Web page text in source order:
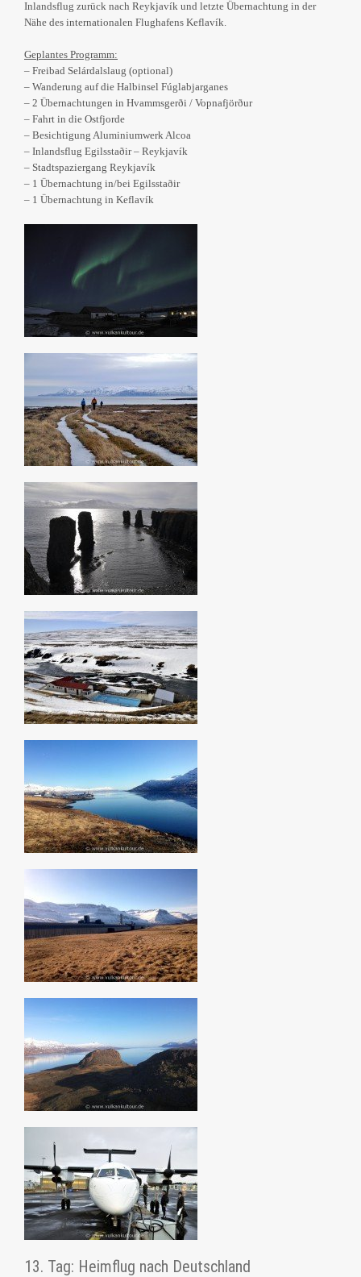
Inlandsflug zurück nach Reykjavík und letzte Übernachtung in der
Nähe des internationalen Flughafens Keflavík.
Geplantes Programm:
– Freibad Selárdalslaug (optional)
– Wanderung auf die Halbinsel Fúglabjarganes
– 2 Übernachtungen in Hvammsgerði / Vopnafjörður
– Fahrt in die Ostfjorde
– Besichtigung Aluminiumwerk Alcoa
– Inlandsflug Egilsstaðir – Reykjavík
– Stadtspaziergang Reykjavík
– 1 Übernachtung in/bei Egilsstaðir
– 1 Übernachtung in Keflavík
13. Tag: Heimflug nach Deutschland